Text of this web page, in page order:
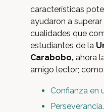
características
ayudaron a
cualidades que
estudiantes de la
Carabobo, ahora
amigo lector;
Confianza en
Perseverancia.